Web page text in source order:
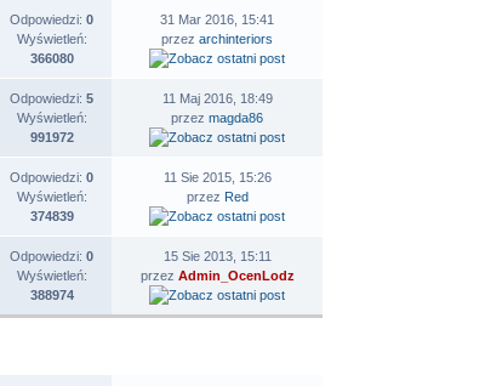
Odpowiedzi: 0
Wyświetleń:
366080
31 Mar 2016, 15:41
przez archinteriors
Odpowiedzi: 5
Wyświetleń:
991972
11 Maj 2016, 18:49
przez magda86
Odpowiedzi: 0
Wyświetleń:
374839
11 Sie 2015, 15:26
przez Red
Odpowiedzi: 0
Wyświetleń:
388974
15 Sie 2013, 15:11
przez Admin_OcenLodz